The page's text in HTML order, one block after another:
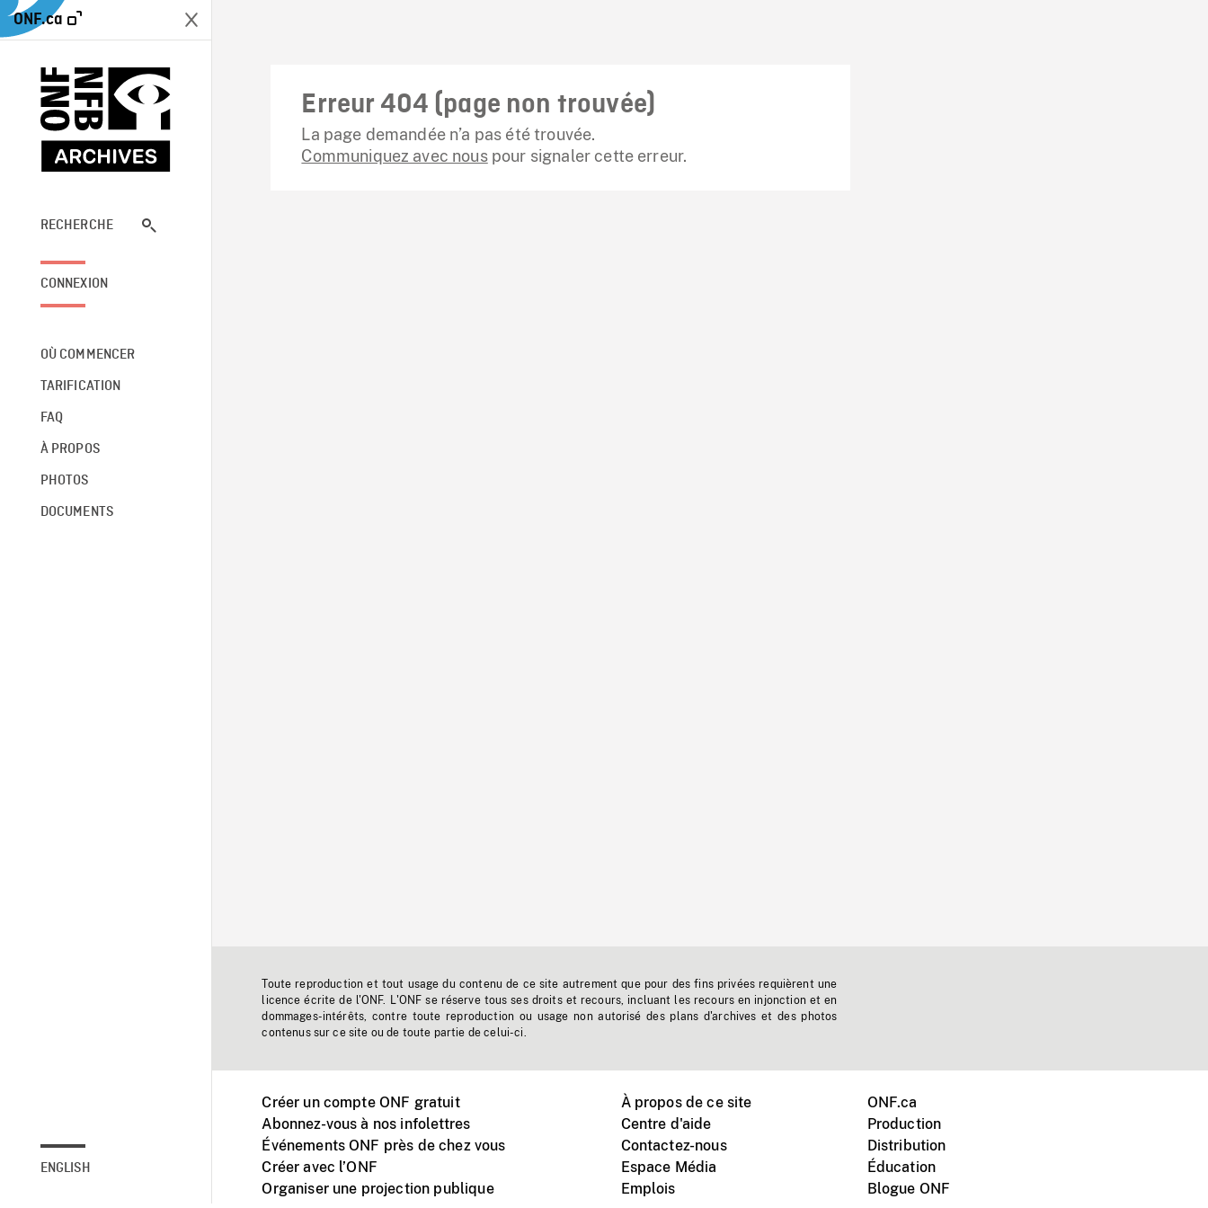
ONF.ca
RECHERCHE
CONNEXION
OÙ COMMENCER
TARIFICATION
FAQ
À PROPOS
PHOTOS
DOCUMENTS
ENGLISH
Erreur 404 (page non trouvée)
La page demandée n’a pas été trouvée.
Communiquez avec nouspour signaler cette erreur.
Toute reproduction et tout usage du contenu de ce site autrement que pour des fins privées requièrent une
licence écrite de l'ONF. L'ONF se réserve tous ses droits et recours, incluant les recours en injonction et en
dommages-intérêts, contre toute reproduction ou usage non autorisé des plans d'archives et des photos
contenus sur ce site ou de toute partie de celui-ci.
Créer un compte ONF gratuit
Abonnez-vous à nos infolettres
Événements ONF près de chez vous
Créer avec l’ONF
Organiser une projection publique
À propos de ce site
Centre d'aide
Contactez-nous
Espace Média
Emplois
ONF.ca
Production
Distribution
Éducation
Blogue ONF